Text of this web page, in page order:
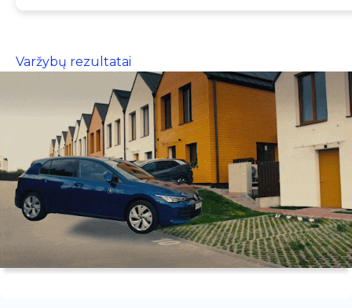
Varžybų rezultatai